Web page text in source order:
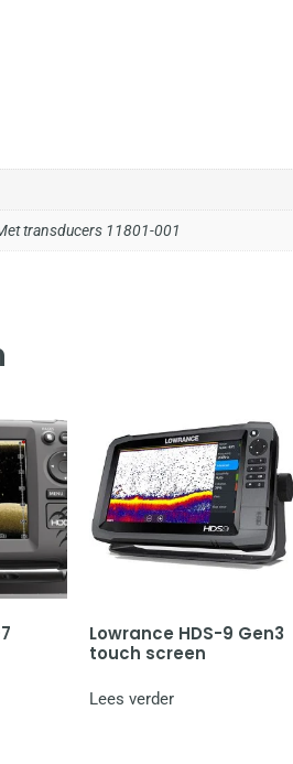
transducers 11801-001
Lowrance HDS-9 Gen3
touch screen
Lees verder